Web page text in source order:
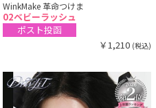
WinkMake 革命つけま
02ベビーラッシュ
ポスト投函
￥1,210 (税込)